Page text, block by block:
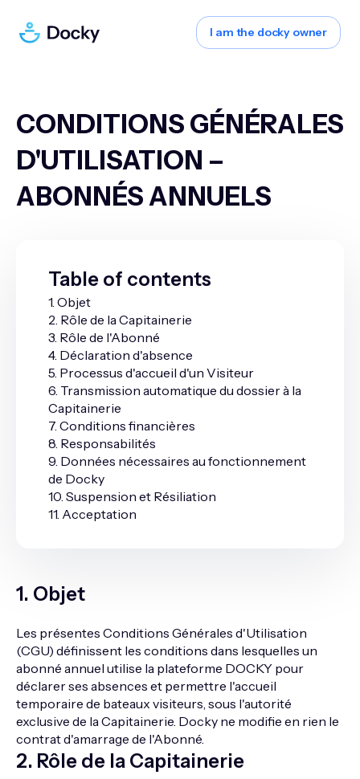
I am the docky owner
CONDITIONS GÉNÉRALES
D'UTILISATION –
ABONNÉS ANNUELS
1. Objet
Les présentes Conditions Générales d'Utilisation
(CGU) définissent les conditions dans lesquelles un
abonné annuel utilise la plateforme DOCKY pour
déclarer ses absences et permettre l'accueil
temporaire de bateaux visiteurs, sous l'autorité
exclusive de la Capitainerie. Docky ne modifie en rien le
contrat d'amarrage de l'Abonné.
2. Rôle de la Capitainerie
Table of contents
1. Objet
2. Rôle de la Capitainerie
3. Rôle de l'Abonné
4. Déclaration d'absence
5. Processus d'accueil d'un Visiteur
6. Transmission automatique du dossier à la
Capitainerie
7. Conditions financières
8. Responsabilités
9. Données nécessaires au fonctionnement
de Docky
10. Suspension et Résiliation
11. Acceptation